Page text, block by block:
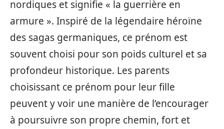
nordiques et signifie « la guerrière en
armure ». Inspiré de la légendaire héroïne
des sagas germaniques, ce prénom est
souvent choisi pour son poids culturel et sa
profondeur historique. Les parents
choisissant ce prénom pour leur fille
peuvent y voir une manière de l’encourager
à poursuivre son propre chemin, fort et